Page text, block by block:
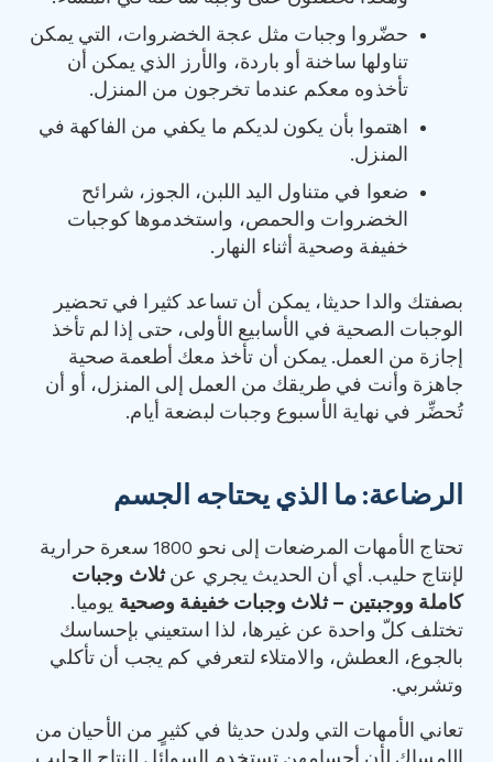
حضّروا وجبات مثل عجة الخضروات، التي يمكن
تناولها ساخنة أو باردة، والأرز الذي يمكن أن
تأخذوه معكم عندما تخرجون من المنزل.
اهتموا بأن يكون لديكم ما يكفي من الفاكهة في
المنزل.
ضعوا في متناول اليد اللبن، الجوز، شرائح
الخضروات والحمص، واستخدموها كوجبات
خفيفة وصحية أثناء النهار.
بصفتك والدا حديثا، يمكن أن تساعد كثيرا في تحضير
الوجبات الصحية في الأسابيع الأولى، حتى إذا لم تأخذ
إجازة من العمل. يمكن أن تأخذ معك أطعمة صحية
جاهزة وأنت في طريقك من العمل إلى المنزل، أو أن
تُحضِّر في نهاية الأسبوع وجبات لبضعة أيام.
الرضاعة: ما الذي يحتاجه الجسم
تحتاج الأمهات المرضعات إلى نحو 1800 سعرة حرارية
لإنتاج حليب. أي أن الحديث يجري عنثلاث وجبات
كاملة ووجبتين –ثلاث وجبات خفيفة وصحية يوميا.
تختلف كلّ واحدة عن غيرها، لذا استعيني بإحساسك
بالجوع، العطش، والامتلاء لتعرفي كم يجب أن تأكلي
وتشربي.
تعاني الأمهات التي ولدن حديثا في كثيرٍ من الأحيان من